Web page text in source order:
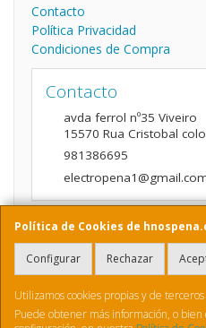
Política de Cookies de
Configurar Rechazar
Utilizamos cookies propias y de
Puede obtener más información, o bien
Contacto
Política Privacidad
Condiciones de Compra
Contacto
avda ferrol nº35 Viveiro
15570 Rua Cristobal
981386695
Horario
9:00 a 14:00 y de 16:00 A